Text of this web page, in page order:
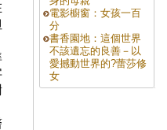
電影櫥窗：女孩一百
分
書香園地：這個世界
不該遺忘的良善－以
愛撼動世界的?蕾莎修
女